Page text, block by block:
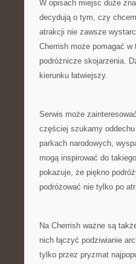
W opisach miejsc duże
decydują o tym, czy
atrakcji nie zawsze
Cherrish może pomagać
podróżnicze skojarzenia.
kierunku łatwiejszy.
Serwis może
częściej szukamy
parkach narodowych,
mogą inspirować do
pokazuje, że piękno
podróżować nie tylko po
Na Cherrish ważne są
nich łączyć podziwianie
tylko przez pryzmat